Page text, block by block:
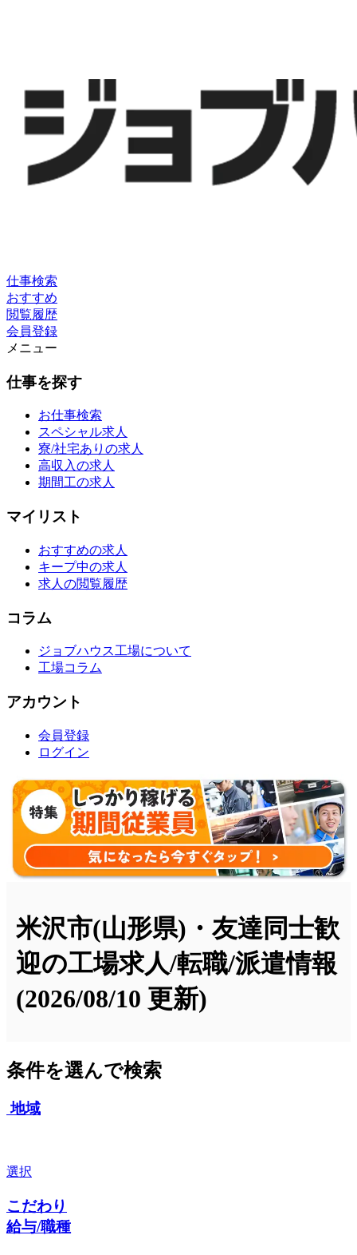
仕事検索
おすすめ
閲覧履歴
会員登録
メニュー
仕事を探す
お仕事検索
スペシャル求人
寮/社宅ありの求人
高収入の求人
期間工の求人
マイリスト
おすすめの求人
キープ中の求人
求人の閲覧履歴
コラム
ジョブハウス工場について
工場コラム
アカウント
会員登録
ログイン
米沢市(山形県)・友達同士歓
迎の工場求人/転職/派遣情報
(2026/08/10 更新)
条件を選んで検索
地域
選択
こだわり
給与/職種